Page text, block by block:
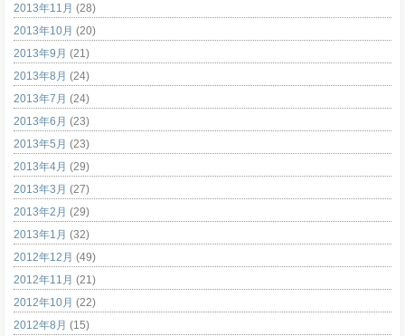
2013年11月 (28)
2013年10月 (20)
2013年9月 (21)
2013年8月 (24)
2013年7月 (24)
2013年6月 (23)
2013年5月 (23)
2013年4月 (29)
2013年3月 (27)
2013年2月 (29)
2013年1月 (32)
2012年12月 (49)
2012年11月 (21)
2012年10月 (22)
2012年8月 (15)